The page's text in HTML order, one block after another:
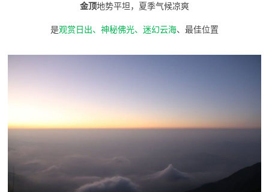
金顶地势平坦，夏季气候凉爽
是观赏日出、神秘佛光、迷幻云海、最佳位置